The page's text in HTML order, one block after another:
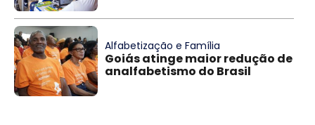
Alfabetização e Família
Goiás atinge maior redução de
analfabetismo do Brasil